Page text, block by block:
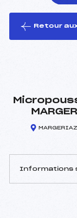
le ski
Retour
MARGERIAZ
Informations